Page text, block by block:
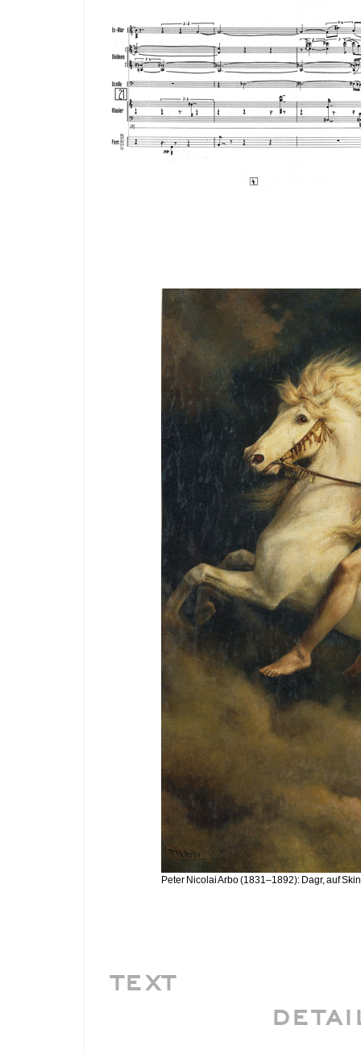
Peter Nicolai Arbo (1831–1892): Dagr, auf
TEXT